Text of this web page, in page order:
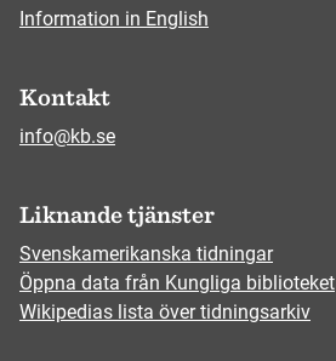
Information in English
Kontakt
info@kb.se
Liknande tjänster
Svenskamerikanska tidningar
Öppna data från Kungliga biblioteket
Wikipedias lista över tidningsarkiv